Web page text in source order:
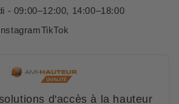
- 09:00–12:00, 14:00–18:00
TikTok
d'accès à la hauteur